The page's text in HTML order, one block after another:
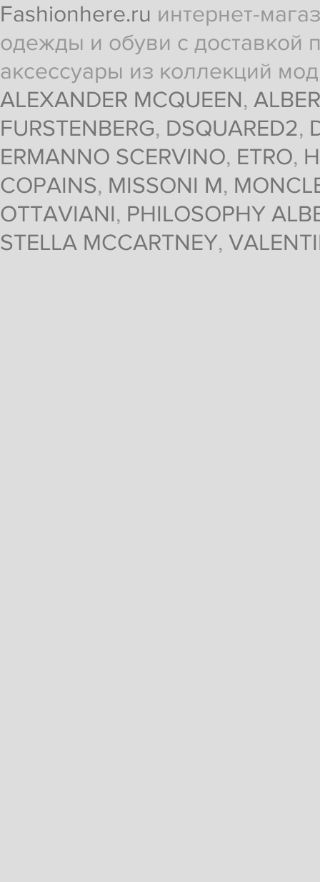
Fashionhere.ru интернет-
одежды и обуви с доставкой
аксессуары из коллекций
ALEXANDER MCQUEEN,
FURSTENBERG, DSQUARED2,
ERMANNO SCERVINO, ETRO,
COPAINS, MISSONI M,
OTTAVIANI, PHILOSOPHY
STELLA MCCARTNEY,